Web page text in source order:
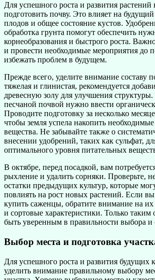
Для успешного роста и развития
подготовить почву. Это влияет на
плодов и общее состояние кустов.
обработка грунта помогут обеспечить
корнеобразования и быстрого роста.
и провести необходимые мероприятия до
избежать проблем в будущем.
Прежде всего, уделите внимание составу
тяжелая и глинистая, рекомендуется
древесную золу для улучшения структуры.
песчаной почвой нужно ввести
Проводите подготовку за несколько
чтобы земля успела накопить
вещества. Не забывайте также о
внесении удобрений, таких как сульфат,
оптимального уровня питательных
В октябре, перед посадкой, вам
рыхление и удалить сорняки. Проверьте,
остатки предыдущих культур, которые
повлиять на рост новых растений. Если вы
купить саженцы, обратите внимание на
и сортовые характеристики. Только
быть уверенным в правильности выбора и
Выбор места и подготовка
Для успешного роста и развития будущих
уделить внимание правильному выбору